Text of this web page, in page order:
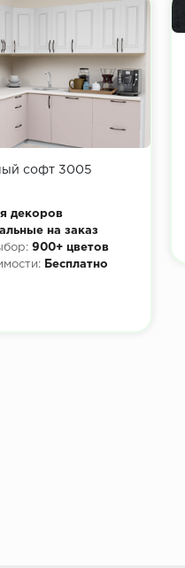
софт 3005
декоров
на заказ
900+ цветов
Бесплатно